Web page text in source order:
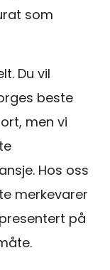
som
Du vil
beste
men vi
Hos oss
merkevarer
på